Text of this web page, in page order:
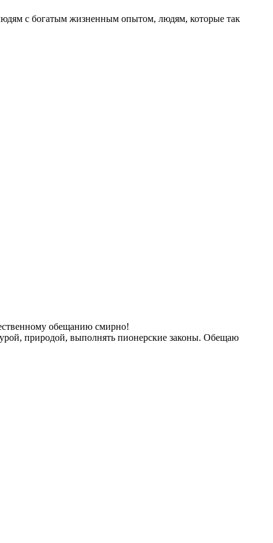
с богатым жизненным опытом, людям, которые так
обещанию смирно!
природой, выполнять пионерские законы. Обещаю